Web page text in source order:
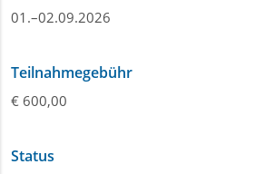
01.–02.09.2026
Teilnahmegebühr
€ 600,00
Status